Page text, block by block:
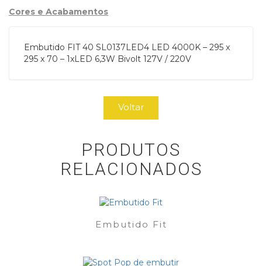
Cores e Acabamentos
Embutido FIT 40 SL0137LED4 LED 4000K – 295 x
295 x 70 – 1xLED 6,3W Bivolt 127V / 220V
Voltar
PRODUTOS
RELACIONADOS
Embutido Fit